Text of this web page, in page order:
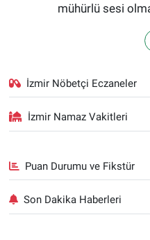
mühürlü sesi
İzmir Nöbetçi Eczaneler
İzmir Namaz Vakitleri
Puan Durumu ve Fikstür
Son Dakika Haberleri